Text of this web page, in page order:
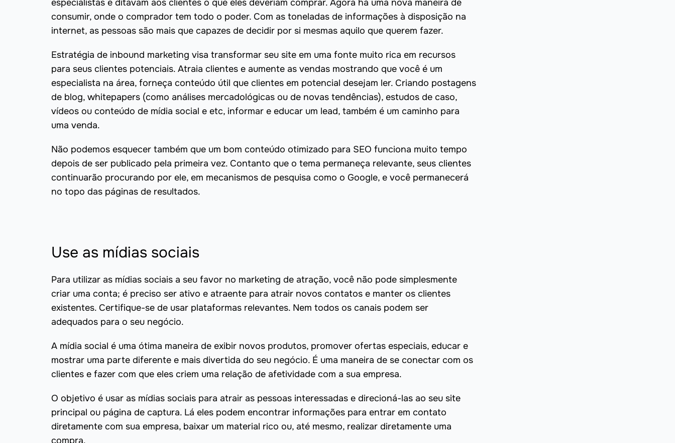
especialistas e ditavam aos clientes o que eles deveriam comprar. Agora há uma nova maneira de
consumir, onde o comprador tem todo o poder. Com as toneladas de informações à disposição na
internet, as pessoas são mais que capazes de decidir por si mesmas aquilo que querem fazer.
Estratégia de inbound marketing visa transformar seu site em uma fonte muito rica em recursos
para seus clientes potenciais. Atraia clientes e aumente as vendas mostrando que você é um
especialista na área, forneça conteúdo útil que clientes em potencial desejam ler. Criando postagens
de blog, whitepapers (como análises mercadológicas ou de novas tendências), estudos de caso,
vídeos ou conteúdo de mídia social e etc, informar e educar um lead, também é um caminho para
uma venda.
Não podemos esquecer também que um bom conteúdo otimizado para SEO funciona muito tempo
depois de ser publicado pela primeira vez. Contanto que o tema permaneça relevante, seus clientes
continuarão procurando por ele, em mecanismos de pesquisa como o Google, e você permanecerá
no topo das páginas de resultados.
Use as mídias sociais
Para utilizar as mídias sociais a seu favor no marketing de atração, você não pode simplesmente
criar uma conta; é preciso ser ativo e atraente para atrair novos contatos e manter os clientes
existentes. Certifique-se de usar plataformas relevantes. Nem todos os canais podem ser
adequados para o seu negócio.
A mídia social é uma ótima maneira de exibir novos produtos, promover ofertas especiais, educar e
mostrar uma parte diferente e mais divertida do seu negócio. É uma maneira de se conectar com os
clientes e fazer com que eles criem uma relação de afetividade com a sua empresa.
O objetivo é usar as mídias sociais para atrair as pessoas interessadas e direcioná-las ao seu site
principal ou página de captura. Lá eles podem encontrar informações para entrar em contato
diretamente com sua empresa, baixar um material rico ou, até mesmo, realizar diretamente uma
compra.